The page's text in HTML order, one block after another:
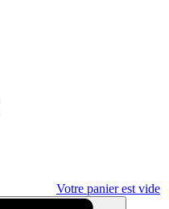
Votre panier est vide